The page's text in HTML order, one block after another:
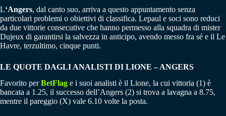
L‘Angers, dal canto suo, arriva a questo appuntamento senza
particolari problemi o obiettivi di classifica. Lepaul e soci sono reduci
da due vittorie consecutive che hanno permesso alla squadra di mister
Dujeux di garantirsi la salvezza in anticipo, avendo messo fra sé e il Le
Havre, terzultimo, cinque punti.
LE QUOTE DAGLI ANALISTI DI LIONE – ANGERS
Favorito perBetFlag e i suoi analisti è il Lione, la cui vittoria (1) è
bancata a 1.25, il successo dell’Angers (2) si trova a lavagna a 8.75,
mentre il pareggio (X) vale 6.10 volte la posta.